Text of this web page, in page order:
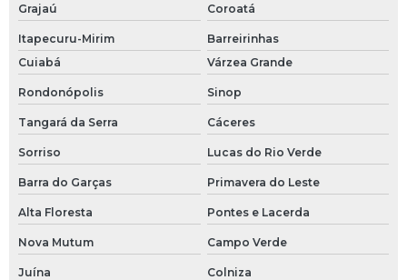
Grajaú Coroatá
Itapecuru-Mirim
Barreirinhas
Cuiabá
Várzea Grande
Rondonópolis Sinop
Tangará da Serra Cáceres
Sorriso Lucas do Rio Verde
Barra do Garças Primavera do Leste
Alta Floresta Pontes e Lacerda
Nova Mutum Campo Verde
Juína Colniza